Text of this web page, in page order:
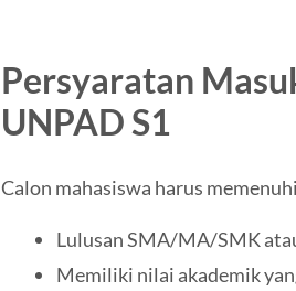
Persyaratan
UNPAD S1
Calon mahasiswa harus
Lulusan SMA/MA/SMK
Memiliki nilai akademik